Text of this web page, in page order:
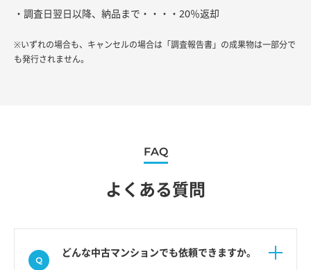
・調査日翌日以降、納品まで・・・・20％返却
※いずれの場合も、キャンセルの場合は「調査報告書」の成果物は一部分で
も発行されません。
FAQ
よくある質問
どんな中古マンションでも依頼できますか。